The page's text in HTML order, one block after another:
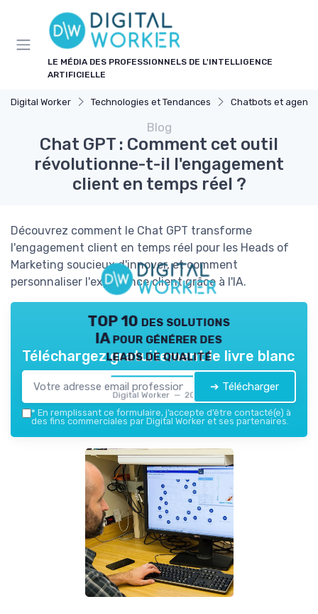
LE MÉDIA DES PROFESSIONNELS DE L'INTELLIGENCE
ARTIFICIELLE
Digital Worker Technologies et Tendances Chatbots et
Blog
Chat GPT : Comment cet outil
révolutionne-t-il l'engagement
client en temps réel ?
Découvrez comment le Chat GPT transforme
l'engagement client en temps réel pour les Heads of
Marketing soucieux d'innover, et comment
personnaliser l'expérience client grâce à l'IA.
TOP 10 des solutions
IA pour générer des
leads de qualité
Digital Worker — 2026
Téléchargez gratuitement le livre blanc
➔ Télécharger
* En remplissant ce formulaire, j’accepte d’être contacté(e) à
des fins commerciales par Digital Worker et ses partenaires.